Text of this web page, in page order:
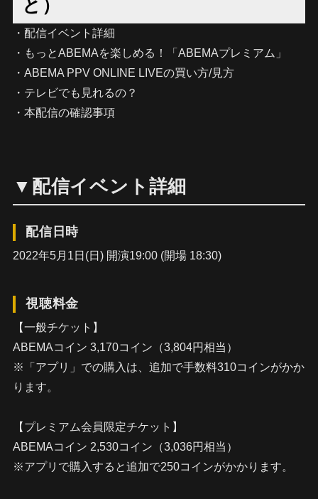
と）
・配信イベント詳細
・もっとABEMAを楽しめる！「ABEMAプレミアム」
・ABEMA PPV ONLINE LIVEの買い方/見方
・テレビでも見れるの？
・本配信の確認事項
▼配信イベント詳細
配信日時
2022年5月1日(日) 開演19:00 (開場 18:30)
視聴料金
【一般チケット】
ABEMAコイン 3,170コイン（3,804円相当）
※「アプリ」での購入は、追加で手数料310コインがかか
ります。
【プレミアム会員限定チケット】
ABEMAコイン 2,530コイン（3,036円相当）
※アプリで購入すると追加で250コインがかかります。